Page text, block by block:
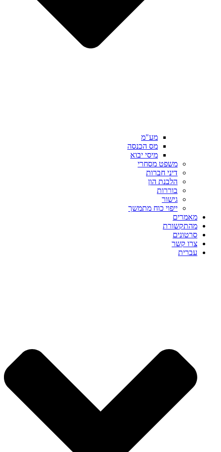
מע"מ
מס הכנסה
מיסי יבוא
משפט מסחרי
דיני חברות
הלבנת הון
בוררות
גישור
ייפוי כוח מתמשך
מאמרים
מהתקשורת
סרטונים
צרו קשר
עברית